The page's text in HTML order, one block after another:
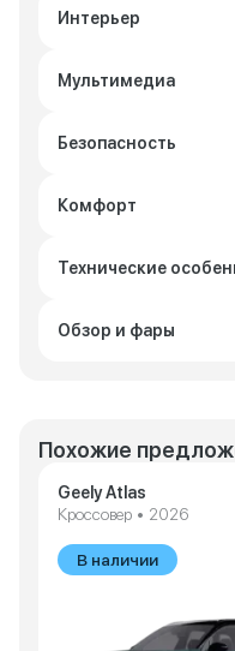
Интерьер
Мультимедиа
Безопасность
Комфорт
Технические
Обзор и фары
Похожие
Geely Atlas
Кроссовер • 2026
В наличии